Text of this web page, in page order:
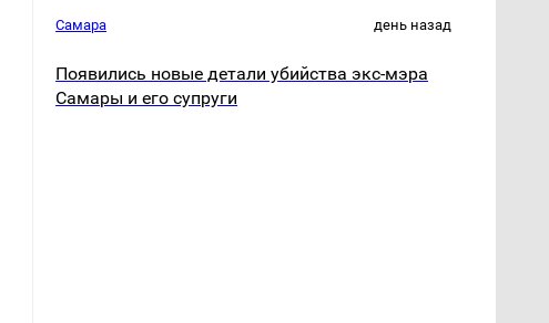
Самара день назад
Появились новые детали убийства экс-мэра
Самары и его супруги